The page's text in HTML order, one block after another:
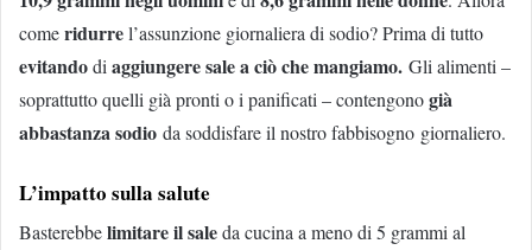
comeridurrel’assunzione giornaliera di sodio? Prima di tutto
evitandodi aggiungere salea ciò che mangiamo. Gli alimenti –
soprattutto quelli già pronti o i panificati – contengonogià
abbastanza sodio da soddisfare il nostro fabbisogno giornaliero.
L’impatto sulla salute
Basterebbelimitare il saleda cucina a meno di 5 grammi al